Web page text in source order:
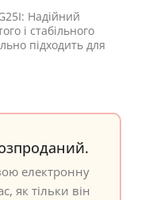
Надійний
і стабільного
підходить для
електронну
як тільки він